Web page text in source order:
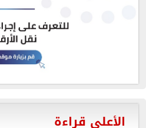
الأعلى قراءة